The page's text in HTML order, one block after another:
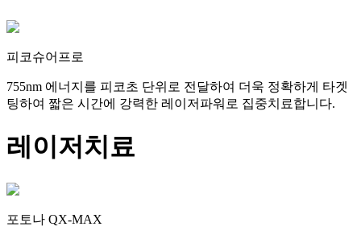
피코슈어프로
755nm 에너지를 피코초 단위로 전달하여 더욱 정확하게 타겟
팅하여 짧은 시간에 강력한 레이저파워로 집중치료합니다.
레이저치료
포토나 QX-MAX